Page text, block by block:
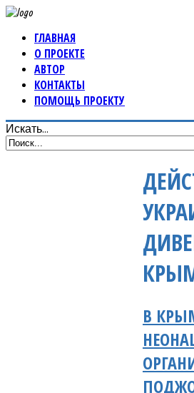
ГЛАВНАЯ
О ПРОЕКТЕ
АВТОР
КОНТАКТЫ
ПОМОЩЬ ПРОЕКТУ
Искать...
В